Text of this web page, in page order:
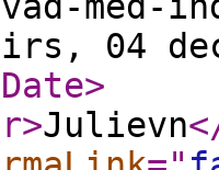
04
>
>Julievn